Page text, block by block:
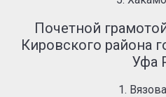
Почетной
Кировского района
Уфа
1.